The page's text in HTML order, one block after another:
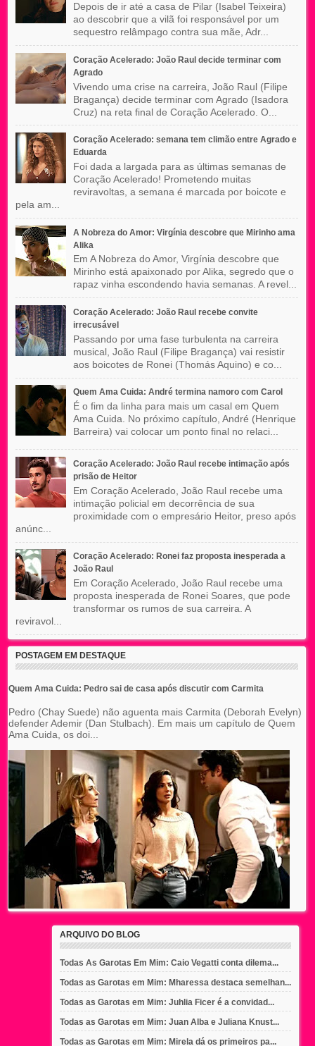
Depois de ir até a casa de Pilar (Isabel Teixeira)
ao descobrir que a vilã foi responsável por um
sequestro relâmpago contra sua mãe, Adr...
Coração Acelerado: João Raul decide terminar com
Agrado
Vivendo uma crise na carreira, João Raul (Filipe
Bragança) decide terminar com Agrado (Isadora
Cruz) na reta final de Coração Acelerado. O...
Coração Acelerado: semana tem climão entre Agrado e
Eduarda
Foi dada a largada para as últimas semanas de
Coração Acelerado! Prometendo muitas
reviravoltas, a semana é marcada por boicote e
pela am...
A Nobreza do Amor: Virgínia descobre que Mirinho ama
Alika
Em A Nobreza do Amor, Virgínia descobre que
Mirinho está apaixonado por Alika, segredo que o
rapaz vinha escondendo havia semanas. A revel...
Coração Acelerado: João Raul recebe convite
irrecusável
Passando por uma fase turbulenta na carreira
musical, João Raul (Filipe Bragança) vai resistir
aos boicotes de Ronei (Thomás Aquino) e co...
Quem Ama Cuida: André termina namoro com Carol
É o fim da linha para mais um casal em Quem
Ama Cuida. No próximo capítulo, André (Henrique
Barreira) vai colocar um ponto final no relaci...
Coração Acelerado: João Raul recebe intimação após
prisão de Heitor
Em Coração Acelerado, João Raul recebe uma
intimação policial em decorrência de sua
proximidade com o empresário Heitor, preso após
anúnc...
Coração Acelerado: Ronei faz proposta inesperada a
João Raul
Em Coração Acelerado, João Raul recebe uma
proposta inesperada de Ronei Soares, que pode
transformar os rumos de sua carreira. A
reviravol...
POSTAGEM EM DESTAQUE
Quem Ama Cuida: Pedro sai de casa após discutir com Carmita
Pedro (Chay Suede) não aguenta mais Carmita (Deborah Evelyn)
defender Ademir (Dan Stulbach). Em mais um capítulo de Quem
Ama Cuida, os doi...
ARQUIVO DO BLOG
Todas As Garotas Em Mim: Caio Vegatti conta dilema...
Todas as Garotas em Mim: Mharessa destaca semelhan...
Todas as Garotas em Mim: Juhlia Ficer é a convidad...
Todas as Garotas em Mim: Juan Alba e Juliana Knust...
Todas as Garotas em Mim: Mirela dá os primeiros pa...